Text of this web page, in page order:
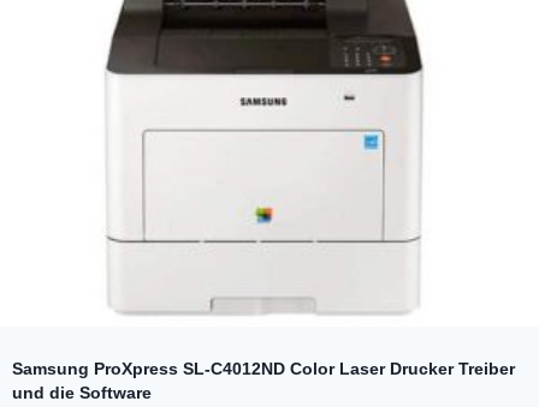
Samsung ProXpress SL-C4012ND Color Laser Drucker Treiber
und die Software